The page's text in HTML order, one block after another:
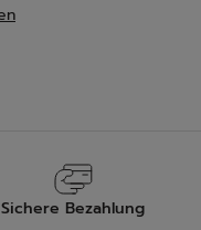
Sichere Bezahlung